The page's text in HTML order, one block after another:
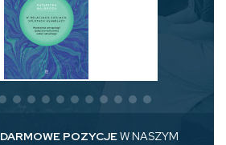
DARMOWE POZYCJEW NASZYM